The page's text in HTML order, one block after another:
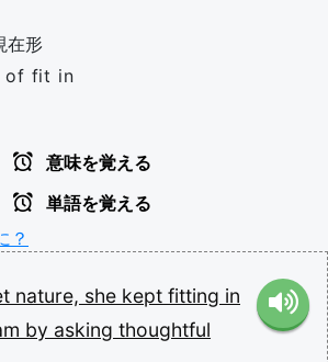
在形
of fit in
意味を覚える
単語を覚える
？
nature, she kept fitting in
by asking thoughtful